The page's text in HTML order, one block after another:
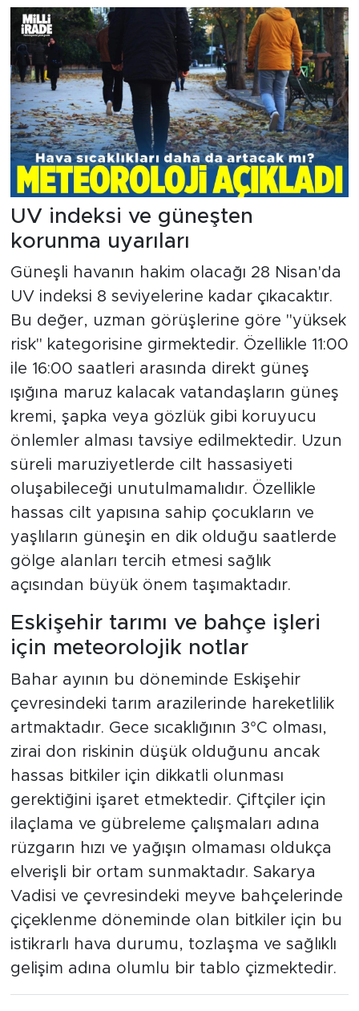
UV indeksi ve güneşten
korunma uyarıları
Güneşli havanın hakim olacağı 28 Nisan'da
UV indeksi 8 seviyelerine kadar çıkacaktır.
Bu değer, uzman görüşlerine göre "yüksek
risk" kategorisine girmektedir. Özellikle 11:00
ile 16:00 saatleri arasında direkt güneş
ışığına maruz kalacak vatandaşların güneş
kremi, şapka veya gözlük gibi koruyucu
önlemler alması tavsiye edilmektedir. Uzun
süreli maruziyetlerde cilt hassasiyeti
oluşabileceği unutulmamalıdır. Özellikle
hassas cilt yapısına sahip çocukların ve
yaşlıların güneşin en dik olduğu saatlerde
gölge alanları tercih etmesi sağlık
açısından büyük önem taşımaktadır.
Eskişehir tarımı ve bahçe işleri
için meteorolojik notlar
Bahar ayının bu döneminde Eskişehir
çevresindeki tarım arazilerinde hareketlilik
artmaktadır. Gece sıcaklığının 3°C olması,
zirai don riskinin düşük olduğunu ancak
hassas bitkiler için dikkatli olunması
gerektiğini işaret etmektedir. Çiftçiler için
ilaçlama ve gübreleme çalışmaları adına
rüzgarın hızı ve yağışın olmaması oldukça
elverişli bir ortam sunmaktadır. Sakarya
Vadisi ve çevresindeki meyve bahçelerinde
çiçeklenme döneminde olan bitkiler için bu
istikrarlı hava durumu, tozlaşma ve sağlıklı
gelişim adına olumlu bir tablo çizmektedir.